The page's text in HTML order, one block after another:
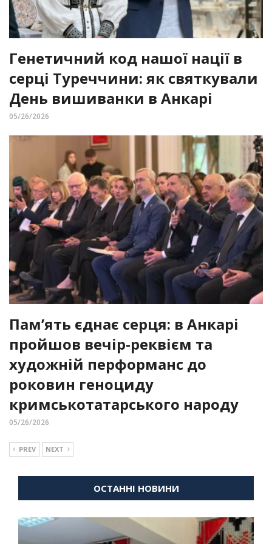
Генетичний код нашої нації в
серці Туреччини: як святкували
День вишиванки в Анкарі
05/26/2026
Пам’ять єднає серця: в Анкарі
пройшов вечір-реквієм та
художній перформанс до
роковин геноциду
кримськотатарського народу
05/26/2026
PREV NEXT
ОСТАННІ НОВИНИ